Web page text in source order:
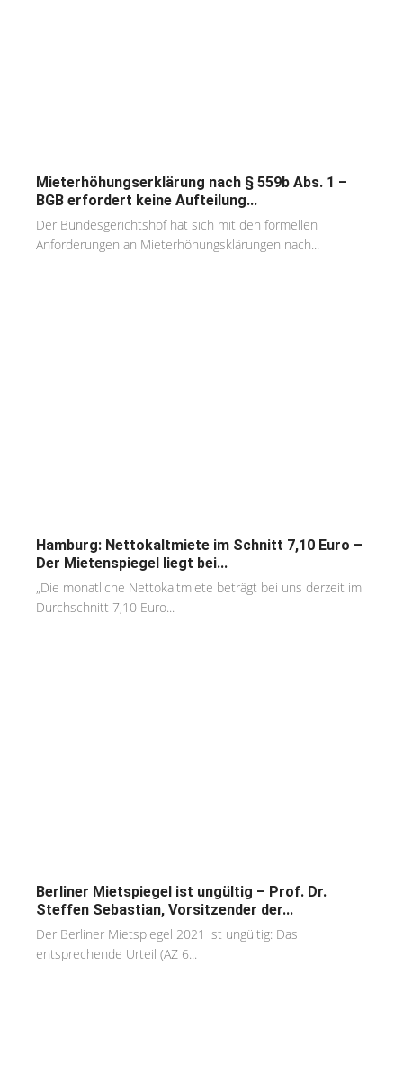
Mieterhöhungserklärung nach § 559b Abs. 1 –
BGB erfordert keine Aufteilung...
Der Bundesgerichtshof hat sich mit den formellen
Anforderungen an Mieterhöhungsklärungen nach...
Hamburg: Nettokaltmiete im Schnitt 7,10 Euro –
Der Mietenspiegel liegt bei...
„Die monatliche Nettokaltmiete beträgt bei uns derzeit im
Durchschnitt 7,10 Euro...
Berliner Mietspiegel ist ungültig – Prof. Dr.
Steffen Sebastian, Vorsitzender der...
Der Berliner Mietspiegel 2021 ist ungültig: Das
entsprechende Urteil (AZ 6...